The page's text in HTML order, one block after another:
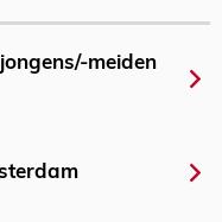
meiden